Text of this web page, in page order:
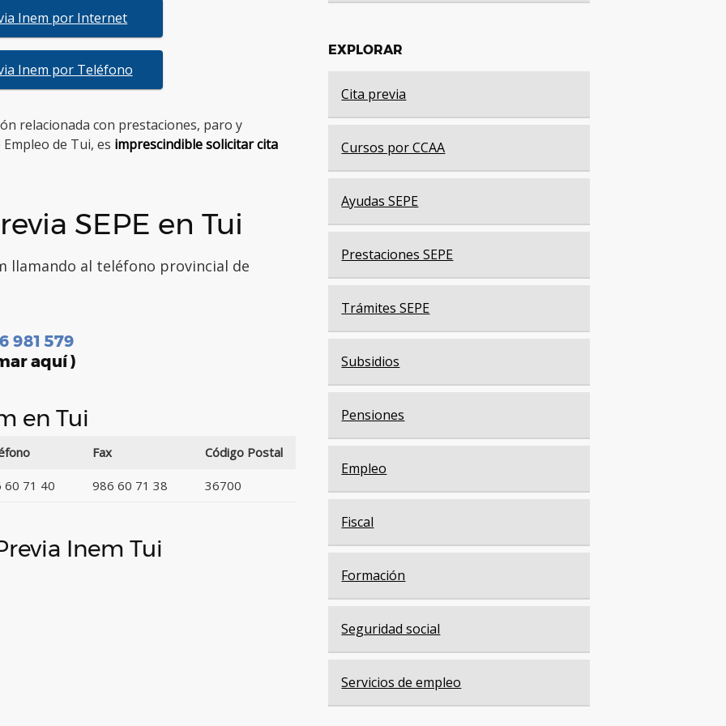
Inem por Internet
Inem por Teléfono
relacionada con prestaciones, paro y
de Tui, es imprescindible solicitar cita
SEPE en Tui
llamando al teléfono provincial de
981 579
aquí )
en Tui
Fax Código Postal
60 71 40 986 60 71 38 36700
Inem Tui
EXPLORAR
Cita previa
Cursos por CCAA
Ayudas SEPE
Prestaciones SEPE
Trámites SEPE
Subsidios
Pensiones
Empleo
Fiscal
Formación
Seguridad social
Servicios de empleo